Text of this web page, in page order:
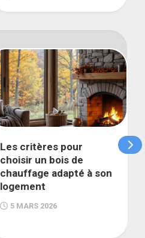
Les critères pour
choisir un bois de
chauffage adapté à son
logement
5 MARS 2026